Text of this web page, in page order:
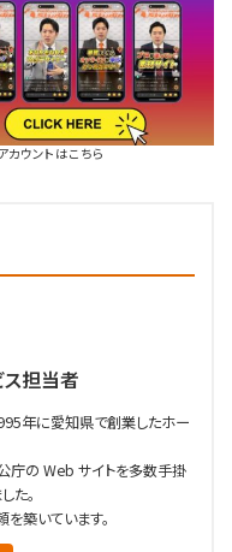
ウントはこちら
担当者
年に愛知県で創業したホー
庁の Web サイトを多数手掛
た。
築いています。